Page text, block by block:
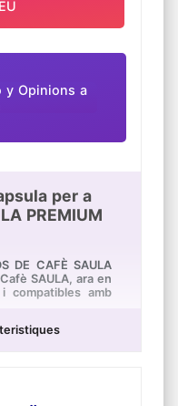
y Opinions a
per a
PREMIUM
DE CAFÈ SAULA
SAULA, ara en
compatibles amb
amb 20
de quantitat
al buit amb gas
les aromes, per